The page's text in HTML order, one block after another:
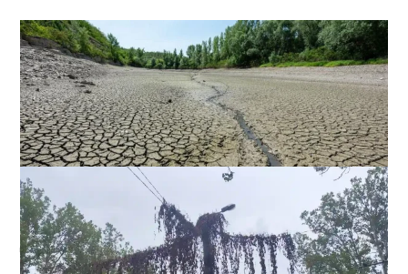
Днестр рекордно обмелел: одесситов просят срочно
экономить воду
2